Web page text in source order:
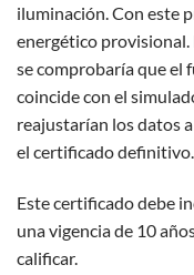
iluminación. Con este
energético
se comprobaría que el
coincide con el
reajustarían los datos
el certificado definitivo.
Este certificado debe
una vigencia de 10
calificar.